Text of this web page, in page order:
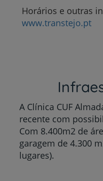
Horários e outras
www.transtejo.pt
A Clínica CUF
recente com
Com 8.400m2 de
garagem de 4.300
lugares).